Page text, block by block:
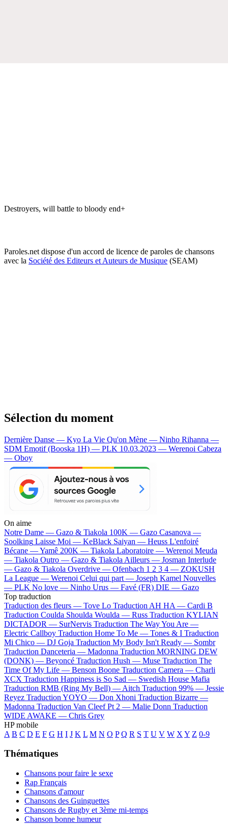
Destroyers, will battle to bloody end+
Paroles.net dispose d'un accord de licence de paroles de chansons
avec la Société des Editeurs et Auteurs de Musique (SEAM)
Sélection du moment
Dernière Danse — Kyo La Vie Qu'on Mène — Ninho Rihanna —
SDM Emotif (Booska 1H) — PLK 10.03.2023 — Werenoi Cabeza
— Oboy
On aime
Notre Dame — Gazo & Tiakola 100K — Gazo Casanova —
Soolking Laisse Moi — KeBlack Saiyan — Heuss L'enfoiré
Bécane —Yamê 200K — Tiakola Laboratoire — Werenoi Meuda
— Tiakola Outro — Gazo & Tiakola Ailleurs — Josman Interlude
— Gazo & Tiakola Overdrive — Ofenbach 1 2 3 4 — ZOKUSH
La League — Werenoi Celui qui part — Joseph Kamel Nouvelles
— PLK No love — Ninho Urus — Favé (FR) DIE — Gazo
Top traduction
Traduction des fleurs — Tove Lo Traduction AH HA — Cardi B
Traduction Coulda Shoulda Woulda — Russ Traduction KYLIAN
DICTADOR — SurNervis Traduction The Way You Are —
Electric Callboy Traduction Home To Me — Tones & I Traduction
Mi Chico — DJ Goja Traduction My Body Isn't Ready — Sombr
Traduction Danceteria — Madonna Traduction MORNING DEW
(DONK) — Beyoncé Traduction Hush — Muse Traduction The
Time Of My Life — Benson Boone Traduction Camera — Charli
XCX Traduction Happiness is So Sad — Swedish House Mafia
Traduction RMB (Ring My Bell) — Aitch Traduction 99% — Jessie
Reyez Traduction YOYO — Don Xhoni Traduction Bizarre —
Madonna Traduction Van Cleef Pt 2 — Malie Donn Traduction
WIDE AWAKE — Chris Grey
HP mobile
A B C D E F G H I J K L M N O P Q R S T U V W X Y Z 0-9
Thématiques
Chansons pour faire le sexe
Rap Français
Chansons d'amour
Chansons des Guinguettes
Chansons de Rugby et 3ème mi-temps
Chanson bonne humeur